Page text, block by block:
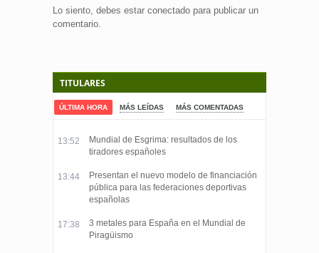
Lo siento, debes estar conectado para publicar un
comentario.
TITULARES
ÚLTIMA HORA MÁS LEÍDAS MÁS COMENTADAS
13:52
Mundial de Esgrima: resultados de los
tiradores españoles
13:44
Presentan el nuevo modelo de financiación
pública para las federaciones deportivas
españolas
17:38
3 metales para España en el Mundial de
Piragüismo